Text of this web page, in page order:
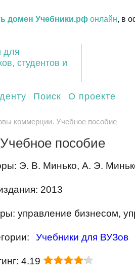
домен Учебники.рф онлайн, в
для
студентов и
Поиск О проекте
коммерции. Учебное пособие
пособие
Э. В. Минько, А. Э.
2013
управление бизнесом,
Учебники для ВУЗов
4.19